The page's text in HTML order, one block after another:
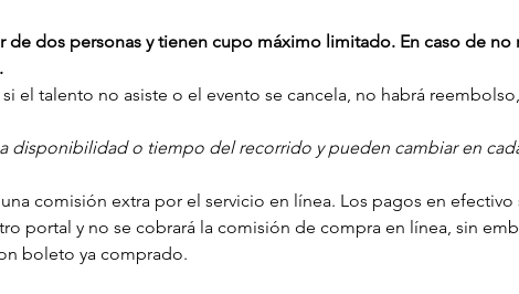
de dos personas y tienen cupo máximo limitado. En caso de
el talento no asiste o el evento se cancela, no habrá
a disponibilidad o tiempo del recorrido y pueden cambiar en
comisión extra por el servicio en línea. Los pagos en efectivo
portal y no se cobrará la comisión de compra en línea, sin
boleto ya comprado.